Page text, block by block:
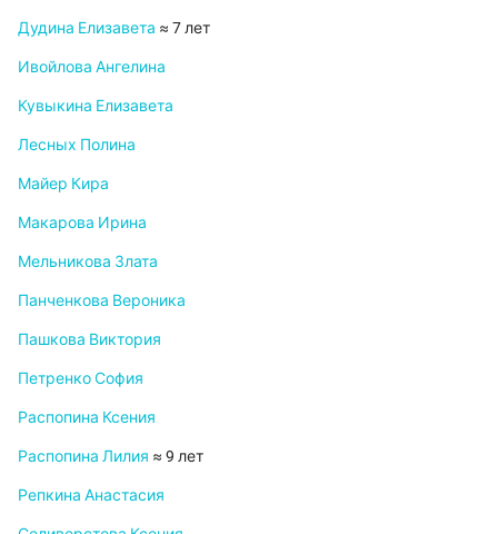
Дудина Елизавета ≈ 7 лет
Ивойлова Ангелина
Кувыкина Елизавета
Лесных Полина
Майер Кира
Макарова Ирина
Мельникова Злата
Панченкова Вероника
Пашкова Виктория
Петренко София
Распопина Ксения
Распопина Лилия ≈ 9 лет
Репкина Анастасия